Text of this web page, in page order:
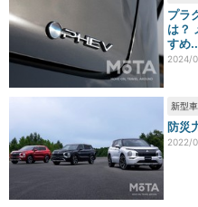
プラ
は？
すめ
2024/
新型
防災
2022/